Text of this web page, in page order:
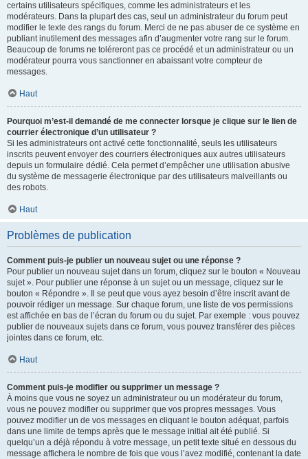
certains utilisateurs spécifiques, comme les administrateurs et les
modérateurs. Dans la plupart des cas, seul un administrateur du forum peut
modifier le texte des rangs du forum. Merci de ne pas abuser de ce système en
publiant inutilement des messages afin d’augmenter votre rang sur le forum.
Beaucoup de forums ne toléreront pas ce procédé et un administrateur ou un
modérateur pourra vous sanctionner en abaissant votre compteur de
messages.
Haut
Pourquoi m’est-il demandé de me connecter lorsque je clique sur le lien de
courrier électronique d’un utilisateur ?
Si les administrateurs ont activé cette fonctionnalité, seuls les utilisateurs
inscrits peuvent envoyer des courriers électroniques aux autres utilisateurs
depuis un formulaire dédié. Cela permet d’empêcher une utilisation abusive
du système de messagerie électronique par des utilisateurs malveillants ou
des robots.
Haut
Problèmes de publication
Comment puis-je publier un nouveau sujet ou une réponse ?
Pour publier un nouveau sujet dans un forum, cliquez sur le bouton « Nouveau
sujet ». Pour publier une réponse à un sujet ou un message, cliquez sur le
bouton « Répondre ». Il se peut que vous ayez besoin d’être inscrit avant de
pouvoir rédiger un message. Sur chaque forum, une liste de vos permissions
est affichée en bas de l’écran du forum ou du sujet. Par exemple : vous pouvez
publier de nouveaux sujets dans ce forum, vous pouvez transférer des pièces
jointes dans ce forum, etc.
Haut
Comment puis-je modifier ou supprimer un message ?
À moins que vous ne soyez un administrateur ou un modérateur du forum,
vous ne pouvez modifier ou supprimer que vos propres messages. Vous
pouvez modifier un de vos messages en cliquant le bouton adéquat, parfois
dans une limite de temps après que le message initial ait été publié. Si
quelqu’un a déjà répondu à votre message, un petit texte situé en dessous du
message affichera le nombre de fois que vous l’avez modifié, contenant la date